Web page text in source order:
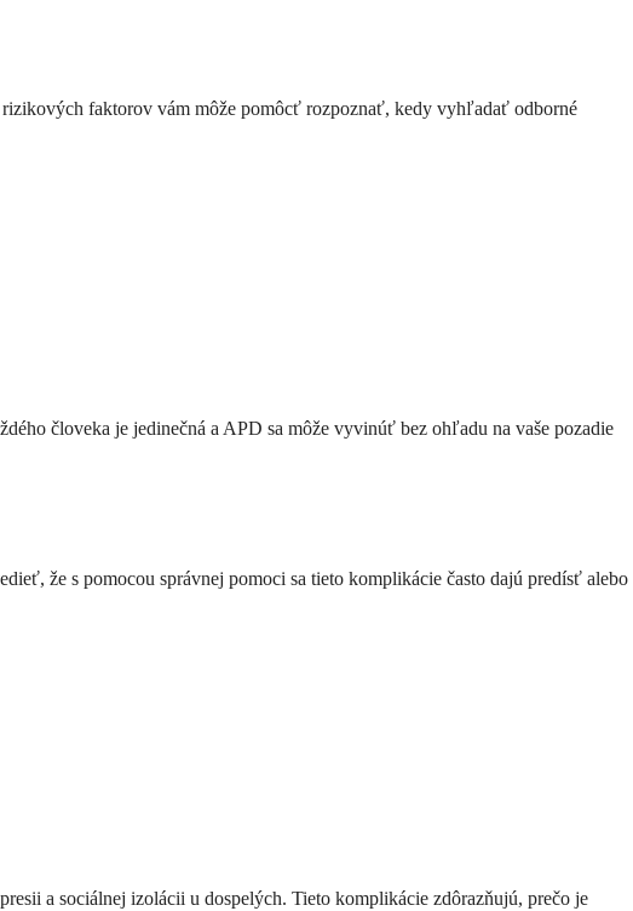
faktorov vám môže pomôcť rozpoznať, kedy vyhľadať odborné
človeka je jedinečná a APD sa môže vyvinúť bez ohľadu na vaše pozadie
že s pomocou správnej pomoci sa tieto komplikácie často dajú predísť alebo
a sociálnej izolácii u dospelých. Tieto komplikácie zdôrazňujú, prečo je